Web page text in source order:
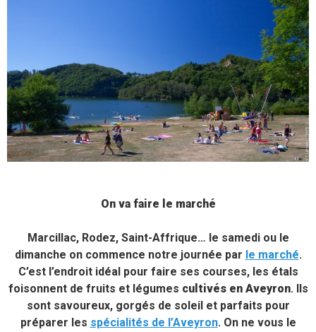
On va faire le marché
Marcillac, Rodez, Saint-Affrique… le samedi ou le
dimanche on commence notre journée par le marché.
C’est l’endroit idéal pour faire ses courses, les étals
foisonnent de fruits et légumes cultivés en Aveyron. Ils
sont savoureux, gorgés de soleil et parfaits pour
préparer les spécialités de l’Aveyron. On ne vous le